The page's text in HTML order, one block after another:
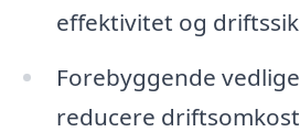
effektivitet og
Forebyggende
reducere